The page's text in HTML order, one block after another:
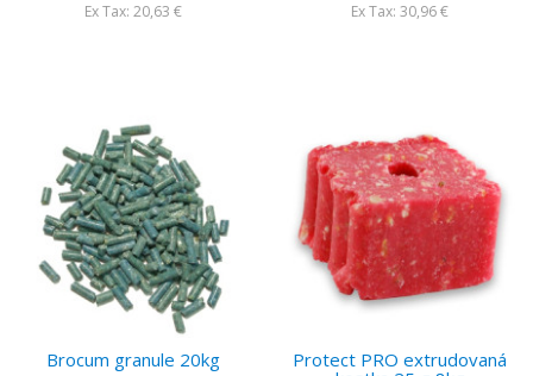
Ex Tax: 20,63 €
Ex Tax: 30,96 €
Brocum granule 20kg
Protect PRO extrudovaná